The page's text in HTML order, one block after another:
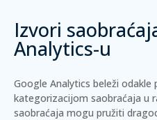
Izvori
Analytics-u
Google Analytics beleži
kategorizacijom saobraćaja u
saobraćaja mogu pružiti